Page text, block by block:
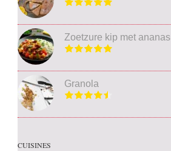
Zoetzure kip met ananas
Granola
CUISINES